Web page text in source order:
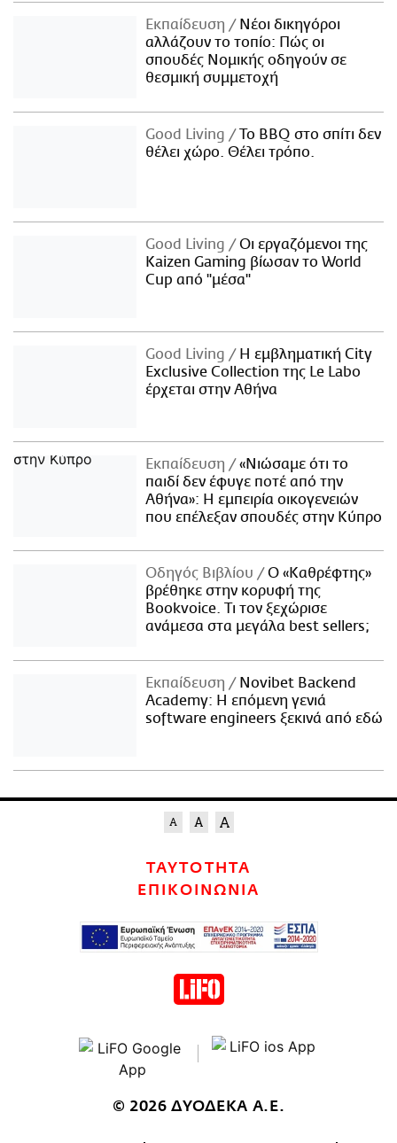
Εκπαίδευση
Νέοι δικηγόροι
αλλάζουν το τοπίο: Πώς οι
σπουδές Νομικής οδηγούν σε
θεσμική συμμετοχή
Good Living
Το BBQ στο σπίτι δεν
θέλει χώρο. Θέλει τρόπο.
Good Living
Οι εργαζόμενοι της
Kaizen Gaming βίωσαν το World
Cup από "μέσα"
Good Living
Η εμβληματική City
Exclusive Collection της Le Labo
έρχεται στην Αθήνα
Εκπαίδευση
«Νιώσαμε ότι το
παιδί δεν έφυγε ποτέ από την
Αθήνα»: Η εμπειρία οικογενειών
που επέλεξαν σπουδές στην Κύπρο
Οδηγός Βιβλίου
Ο «Καθρέφτης»
βρέθηκε στην κορυφή της
Bookvoice. Τι τον ξεχώρισε
ανάμεσα στα μεγάλα best sellers;
Εκπαίδευση
Novibet Backend
Academy: Η επόμενη γενιά
software engineers ξεκινά από εδώ
ΤΑΥΤΟΤΗΤΑ
ΕΠΙΚΟΙΝΩΝΙΑ
© 2026 ΔΥΟΔΕΚΑ Α.Ε.